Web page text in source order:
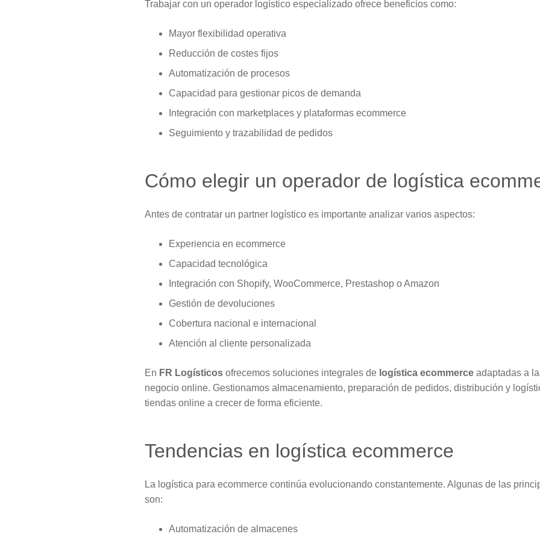
Trabajar con un operador logístico especializado ofrece beneficios como:
Mayor flexibilidad operativa
Reducción de costes fijos
Automatización de procesos
Capacidad para gestionar picos de demanda
Integración con marketplaces y plataformas ecommerce
Seguimiento y trazabilidad de pedidos
Cómo elegir un operador de logística
Antes de contratar un partner logístico es importante analizar varios aspectos:
Experiencia en ecommerce
Capacidad tecnológica
Integración con Shopify, WooCommerce, Prestashop o Amazon
Gestión de devoluciones
Cobertura nacional e internacional
Atención al cliente personalizada
En FR Logísticos ofrecemos soluciones integrales de logística ecommerce adaptadas a
negocio online. Gestionamos almacenamiento, preparación de pedidos, distribución y
tiendas online a crecer de forma eficiente.
Tendencias en logística ecommerce
La logística para ecommerce continúa evolucionando constantemente. Algunas de las
son:
Automatización de almacenes